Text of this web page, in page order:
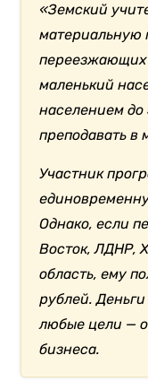
«Земский
материальную
переезжающих
маленький
населением до
преподавать в
Участник
Однако, если
Восток, ЛДНР,
область, ему
рублей.
любые цели —
бизнеса.